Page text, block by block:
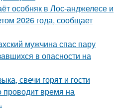
особняк в Лос-анджелесе и
2026 года, сообщает
мужчина спас пару
в опасности на
свечи горят и гости
проводит время на